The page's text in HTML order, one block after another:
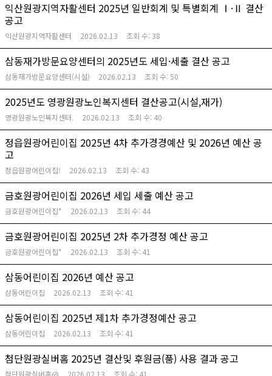
익산원광지역자활센터 2025년 일반회계 및 특별회계 Ⅰ·Ⅱ 결산
공고
익산원광지역자활센터 2026.02.13 조회 수: 38
삼동재가방문요양센터의 2025년도 세입·세출 결산 공고
삼동재가방문요양센터(시설) 2026.02.13 조회 수:50
2025년도 영광원광노인복지센터 결산공고(시설,재가)
영광원광노인복지센터. 2026.02.13 조회 수: 40
정읍원광어린이집 2025년 4차 추가경경예산 및 2026년 예산 공
고
정읍원광어린이집! 2026.02.13 조회 수: 43
금호원광어린이집 2026년 세입 세출 예산 공고
금호원광어린이집* 2026.02.13 조회 수: 44
금호원광어린이집 2025년 2차 추가경정 예산 공고
금호원광어린이집* 2026.02.13 조회 수: 41
삼동어린이집 2026년 예산 공고
삼동어린이집 2026.02.13 조회 수: 41
삼동어린이집 2025년 제1차 추가경정예산 공고
삼동어린이집 2026.02.13 조회 수: 41
첨단원광실버홈 2025년 결산및 후원금(품) 사용 결과 공고
첨단원광실버홈@ 2026.02.13 조회 수: 41